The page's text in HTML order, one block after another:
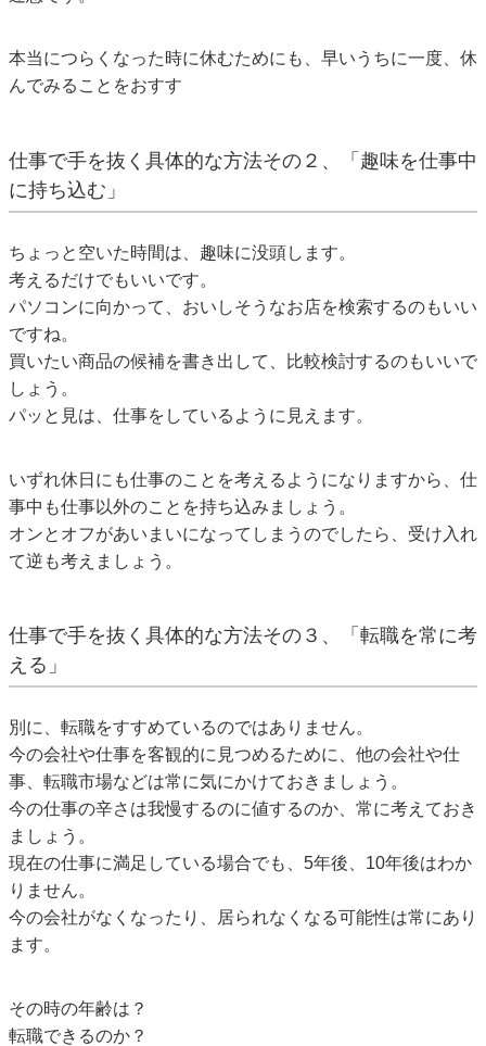
本当につらくなった時に休むためにも、早いうちに一度、休
んでみることをおすす
仕事で手を抜く具体的な方法その２、「趣味を仕事中
に持ち込む」
ちょっと空いた時間は、趣味に没頭します。
考えるだけでもいいです。
パソコンに向かって、おいしそうなお店を検索するのもいい
ですね。
買いたい商品の候補を書き出して、比較検討するのもいいで
しょう。
パッと見は、仕事をしているように見えます。
いずれ休日にも仕事のことを考えるようになりますから、仕
事中も仕事以外のことを持ち込みましょう。
オンとオフがあいまいになってしまうのでしたら、受け入れ
て逆も考えましょう。
仕事で手を抜く具体的な方法その３、「転職を常に考
える」
別に、転職をすすめているのではありません。
今の会社や仕事を客観的に見つめるために、他の会社や仕
事、転職市場などは常に気にかけておきましょう。
今の仕事の辛さは我慢するのに値するのか、常に考えておき
ましょう。
現在の仕事に満足している場合でも、5年後、10年後はわか
りません。
今の会社がなくなったり、居られなくなる可能性は常にあり
ます。
その時の年齢は？
転職できるのか？